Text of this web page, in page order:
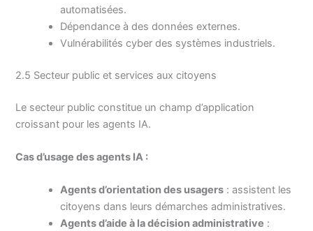
automatisées.
Dépendance à des données externes.
Vulnérabilités cyber des systèmes industriels.
2.5 Secteur public et services aux citoyens
Le secteur public constitue un champ d’application
croissant pour les agents IA.
Cas d’usage des agents IA :
Agents d’orientation des usagers : assistent les
citoyens dans leurs démarches administratives.
Agents d’aide à la décision administrative :